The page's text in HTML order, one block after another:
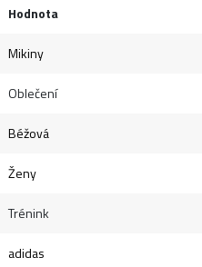
Hodnota
Mikiny
Oblečení
Béžová
Ženy
Trénink
adidas